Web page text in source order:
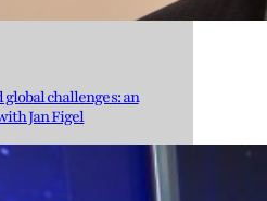
challenges: an
Jan Figel